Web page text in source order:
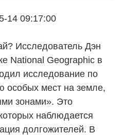
14 09:17:00
Исследователь Дэн
National Geographic в
исследование по
особых мест на земле,
зонами». Это
наблюдается
долгожителей. В